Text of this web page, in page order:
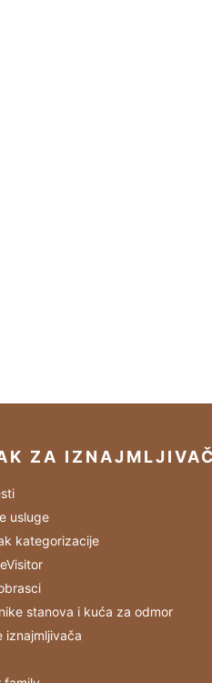
ZA
usluge
kategorizacije
stanova i kuća za odmor
iznajmljivača